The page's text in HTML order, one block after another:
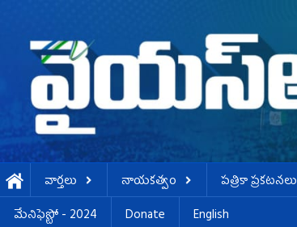
వార్తలు నాయకత్వం పత్రికా ప్రకటనలు
మేనిఫెస్టో - 2024
Donate English